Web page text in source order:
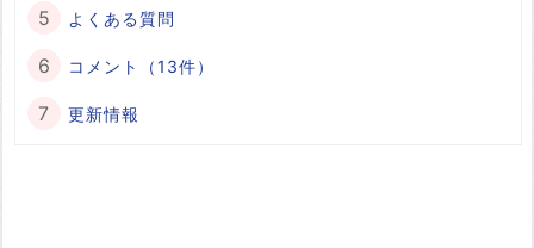
よくある質問
コメント（13件）
更新情報